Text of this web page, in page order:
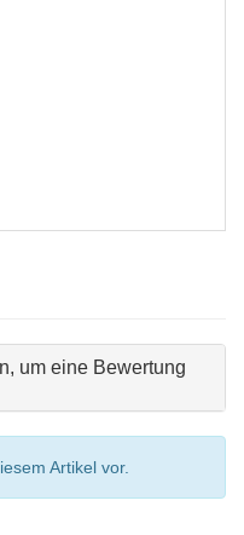
um eine Bewertung
Artikel vor.